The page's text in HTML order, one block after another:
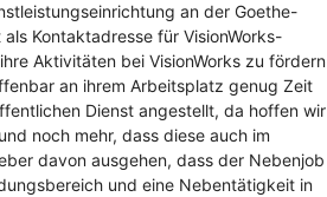
an der Goethe-
Kontaktadresse für VisionWorks-
Aktivitäten bei VisionWorks zu fördern
an ihrem Arbeitsplatz genug Zeit
Dienst angestellt, da hoffen wir
noch mehr, dass diese auch im
davon ausgehen, dass der Nebenjob
und eine Nebentätigkeit in